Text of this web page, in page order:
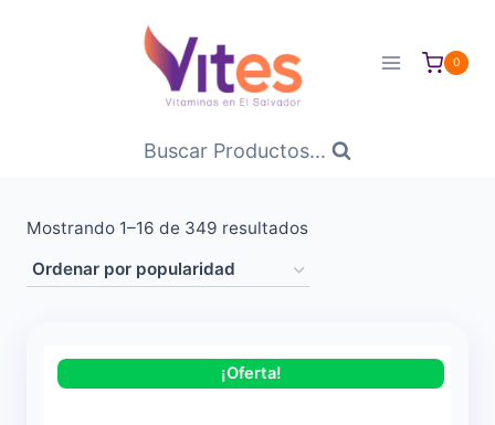
0
Buscar Productos...
Mostrando 1–16 de 349 resultadosOrdenado
popularidad
¡Oferta!